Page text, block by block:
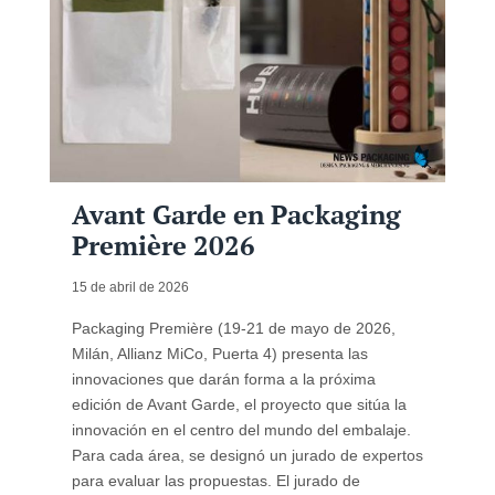
Avant Garde en Packaging
Première 2026
15 de abril de 2026
Packaging Première (19-21 de mayo de 2026,
Milán, Allianz MiCo, Puerta 4) presenta las
innovaciones que darán forma a la próxima
edición de Avant Garde, el proyecto que sitúa la
innovación en el centro del mundo del embalaje.
Para cada área, se designó un jurado de expertos
para evaluar las propuestas. El jurado de